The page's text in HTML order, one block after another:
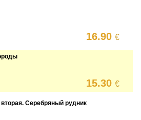
16.90€
15.30€
Серебряный рудник